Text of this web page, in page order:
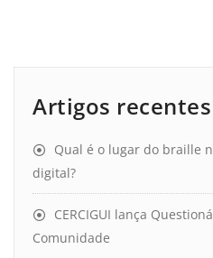
Artigos recentes
Qual é o lugar do braille
digital?
CERCIGUI lança
Comunidade